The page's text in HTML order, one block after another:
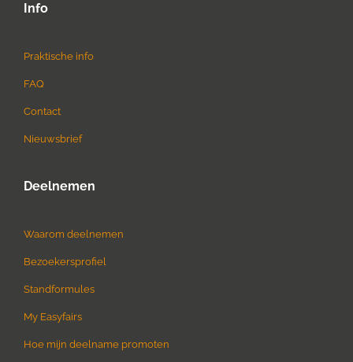
Info
Praktische info
FAQ
Contact
Nieuwsbrief
Deelnemen
Waarom deelnemen
Bezoekersprofiel
Standformules
My Easyfairs
Hoe mijn deelname promoten